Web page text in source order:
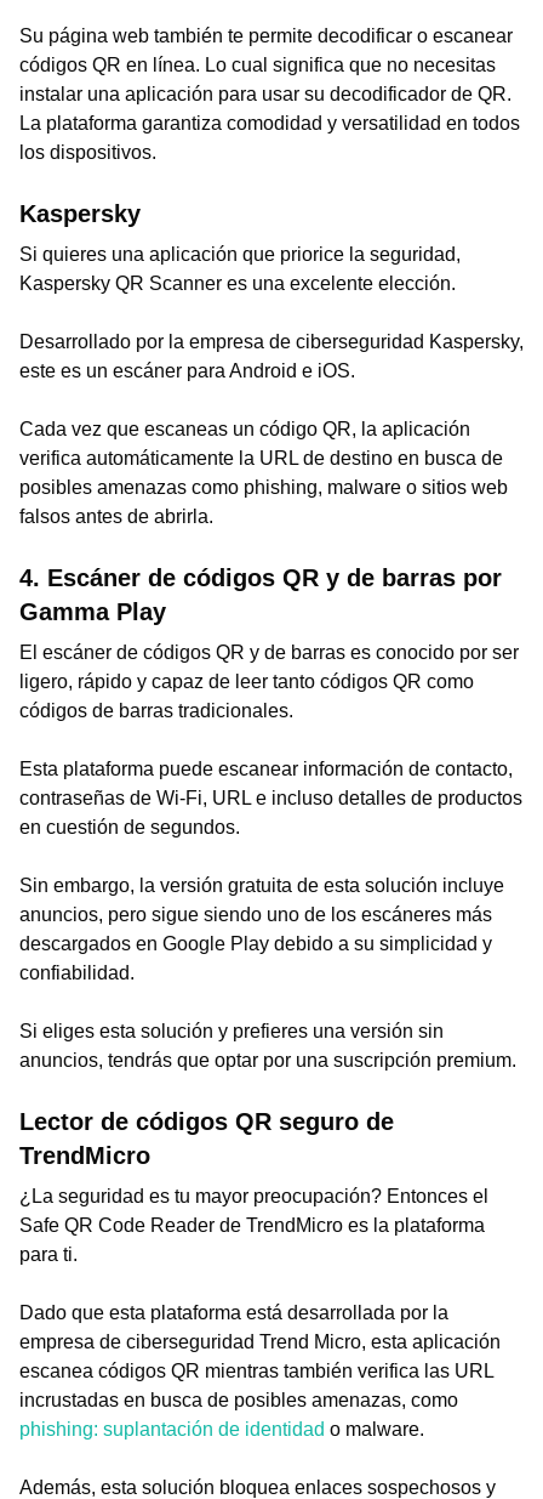
Su página web también te permite decodificar o escanear
códigos QR en línea. Lo cual significa que no necesitas
instalar una aplicación para usar su decodificador de QR.
La plataforma garantiza comodidad y versatilidad en todos
los dispositivos.
Kaspersky
Si quieres una aplicación que priorice la seguridad,
Kaspersky QR Scanner es una excelente elección.
Desarrollado por la empresa de ciberseguridad Kaspersky,
este es un escáner para Android e iOS.
Cada vez que escaneas un código QR, la aplicación
verifica automáticamente la URL de destino en busca de
posibles amenazas como phishing, malware o sitios web
falsos antes de abrirla.
4. Escáner de códigos QR y de barras por
Gamma Play
El escáner de códigos QR y de barras es conocido por ser
ligero, rápido y capaz de leer tanto códigos QR como
códigos de barras tradicionales.
Esta plataforma puede escanear información de contacto,
contraseñas de Wi-Fi, URL e incluso detalles de productos
en cuestión de segundos.
Sin embargo, la versión gratuita de esta solución incluye
anuncios, pero sigue siendo uno de los escáneres más
descargados en Google Play debido a su simplicidad y
confiabilidad.
Si eliges esta solución y prefieres una versión sin
anuncios, tendrás que optar por una suscripción premium.
Lector de códigos QR seguro de
TrendMicro
¿La seguridad es tu mayor preocupación? Entonces el
Safe QR Code Reader de TrendMicro es la plataforma
para ti.
Dado que esta plataforma está desarrollada por la
empresa de ciberseguridad Trend Micro, esta aplicación
escanea códigos QR mientras también verifica las URL
incrustadas en busca de posibles amenazas, como
phishing: suplantación de identidad o malware.
Además, esta solución bloquea enlaces sospechosos y